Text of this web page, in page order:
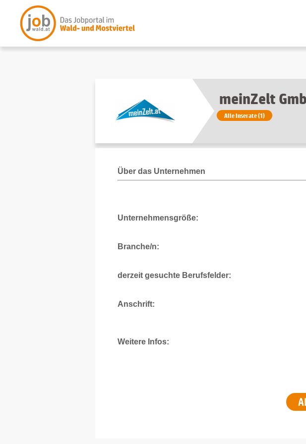
meinZelt
Alle Inserate (1)
Über das Unternehmen
Unternehmensgröße:
Branche/n:
derzeit gesuchte Berufsfelder:
Anschrift:
Weitere Infos: